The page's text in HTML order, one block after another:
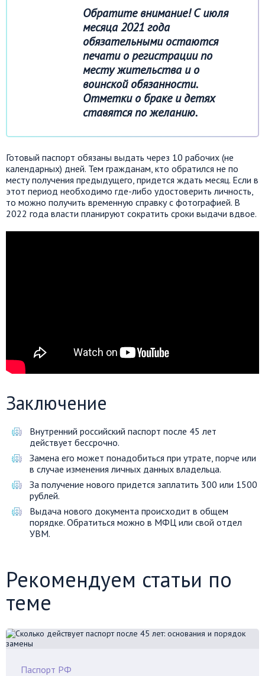
Обратитевнимание! С июля
месяца 2021 года
обязательными остаются
печати о регистрации по
месту жительства и о
воинской обязанности.
Отметки о браке и детях
ставятся по желанию.
Готовый паспорт обязаны выдать через 10 рабочих (не
календарных) дней. Тем гражданам, кто обратился не по
месту получения предыдущего, придется ждать месяц. Если в
этот период необходимо где-либо удостоверить личность,
то можно получить временную справку с фотографией. В
2022 года власти планируют сократить сроки выдачи вдвое.
Заключение
Внутренний российский паспорт после 45 лет
действует бессрочно.
Замена его может понадобиться при утрате, порче или
в случае изменения личных данных владельца.
За получение нового придется заплатить 300 или 1500
рублей.
Выдача нового документа происходит в общем
порядке. Обратиться можно в МФЦ или свой отдел
УВМ.
Рекомендуем статьи по
теме
Паспорт РФ